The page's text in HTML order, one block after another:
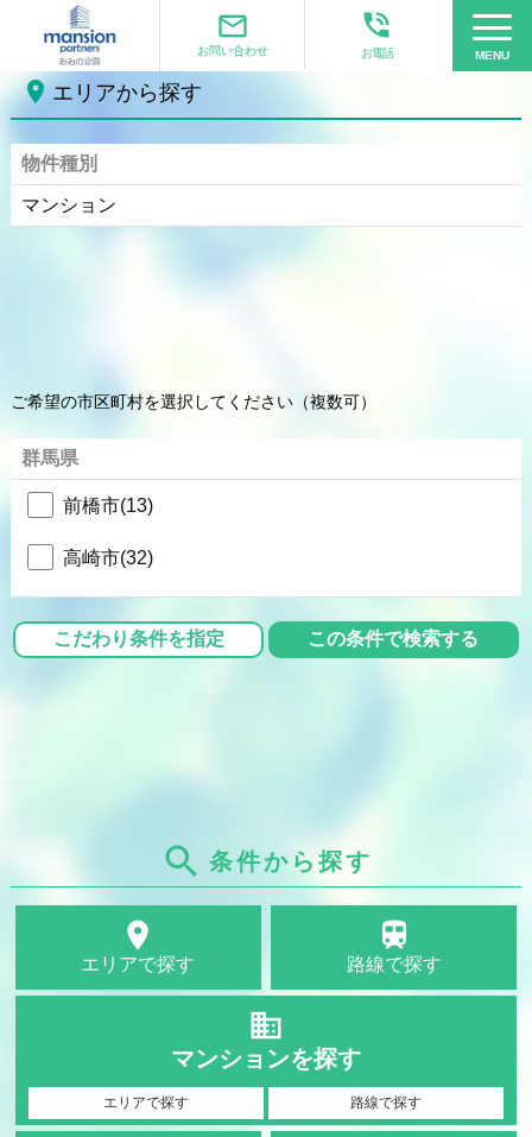
mail_outline
お問い合わせ
phone_in_talk
お電話 MENU
place エリアから探す
物件種別
マンション
ご希望の市区町村を選択してください（複数可）
群馬県
前橋市(13)
高崎市(32)
search 条件から探す
place
エリアで探す
train
路線で探す
domain
マンションを探す
エリアで探す 路線で探す